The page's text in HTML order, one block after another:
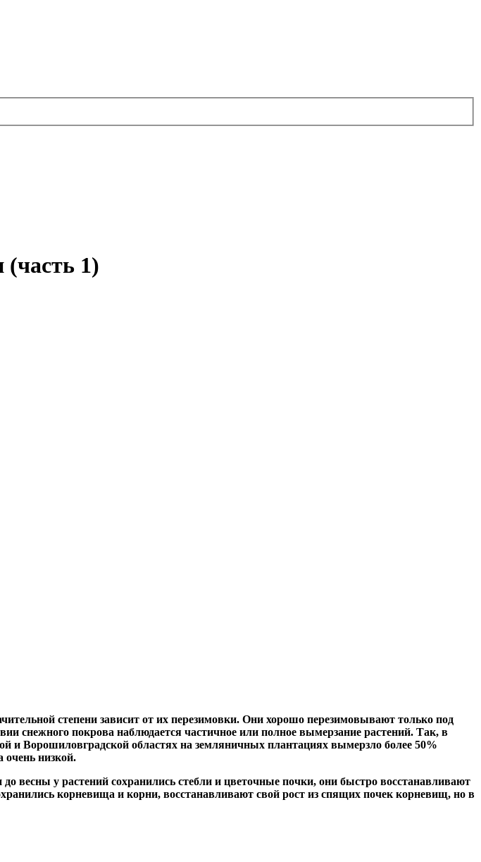
1)
степени зависит от их перезимовки. Они хорошо перезимовывают только под
снежного покрова наблюдается частичное или полное вымерзание растений. Так, в
и Ворошиловградской областях на земляничных плантациях вымерзло более 50%
очень низкой.
весны у растений сохранились стебли и цветочные почки, они быстро восстанавливают
корневища и корни, восстанавливают свой рост из спящих почек корневищ, но в